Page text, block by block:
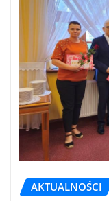
AKTUALNOŚCI